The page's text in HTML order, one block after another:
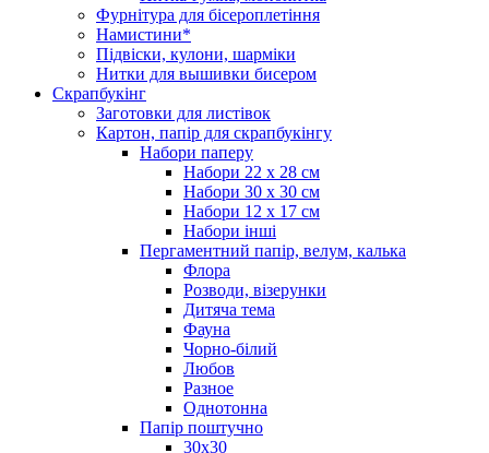
Фурнітура для бісероплетіння
Намистини*
Підвіски, кулони, шарміки
Нитки для вышивки бисером
Скрапбукінг
Заготовки для листівок
Картон, папір для скрапбукінгу
Набори паперу
Набори 22 х 28 см
Набори 30 х 30 см
Набори 12 х 17 см
Набори інші
Пергаментний папір, велум, калька
Флора
Розводи, візерунки
Дитяча тема
Фауна
Чорно-білий
Любов
Разное
Однотонна
Папір поштучно
30х30